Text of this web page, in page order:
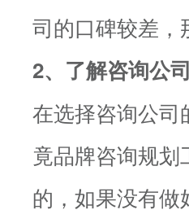
司的口碑较差，
2、了解咨询公
在选择咨询公司
竟品牌咨询规
的，如果没有